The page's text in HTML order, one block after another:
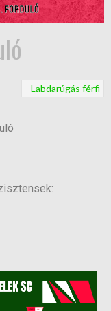
- Labdarúgás férfi